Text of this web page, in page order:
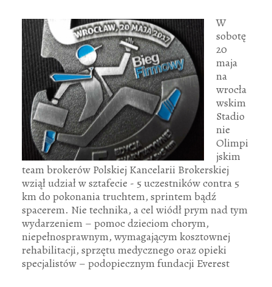
W
sobotę
20
maja
na
wrocła
wskim
Stadio
nie
Olimpi
jskim
team brokerów Polskiej Kancelarii Brokerskiej
wziął udział w sztafecie - 5 uczestników contra 5
km do pokonania truchtem, sprintem bądź
spacerem. Nie technika, a cel wiódł prym nad tym
wydarzeniem – pomoc dzieciom chorym,
niepełnosprawnym, wymagającym kosztownej
rehabilitacji, sprzętu medycznego oraz opieki
specjalistów – podopiecznym fundacji Everest